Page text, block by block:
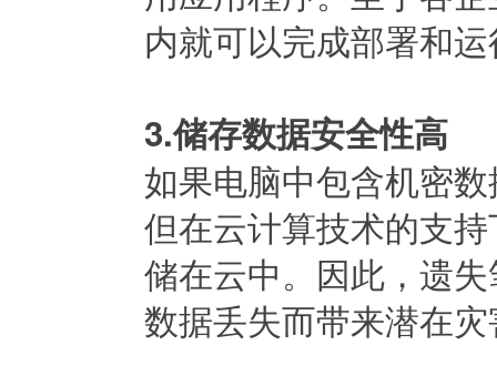
内就可以完成部署和
3.储存数据安全性高
如果电脑中包含机密
但在云计算技术的支
储在云中。因此，遗
数据丢失而带来潜在